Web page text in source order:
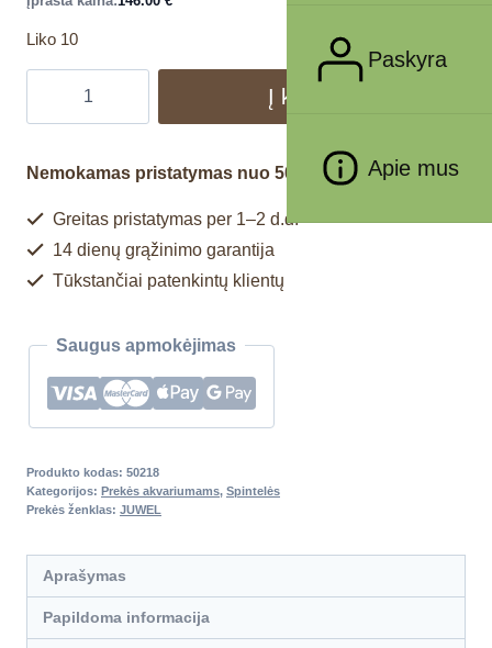
Paskyra
Apie mus
Liko 10
Į krepšelį
Nemokamas pristatymas nuo 50€
Greitas pristatymas per 1–2 d.d.
14 dienų grąžinimo garantija
Tūkstančiai patenkintų klientų
Saugus apmokėjimas
Produkto kodas: 50218
Kategorijos: Prekės akvariumams, Spintelės
Prekės ženklas: JUWEL
Aprašymas
Papildoma informacija